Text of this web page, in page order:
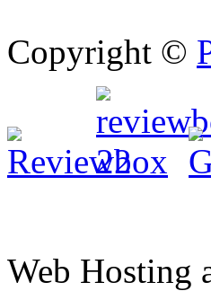
Copyright ©
Web Hosting